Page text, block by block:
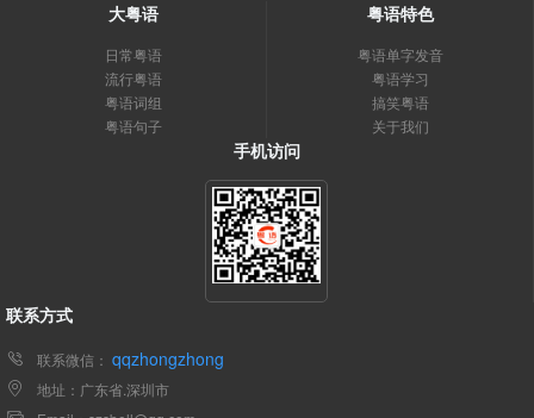
大粤语
日常粤语
流行粤语
粤语词组
粤语句子
粤语特色
粤语单字发音
粤语学习
搞笑粤语
关于我们
手机访问
联系方式
联系微信： qqzhongzhong
地址：广东省.深圳市